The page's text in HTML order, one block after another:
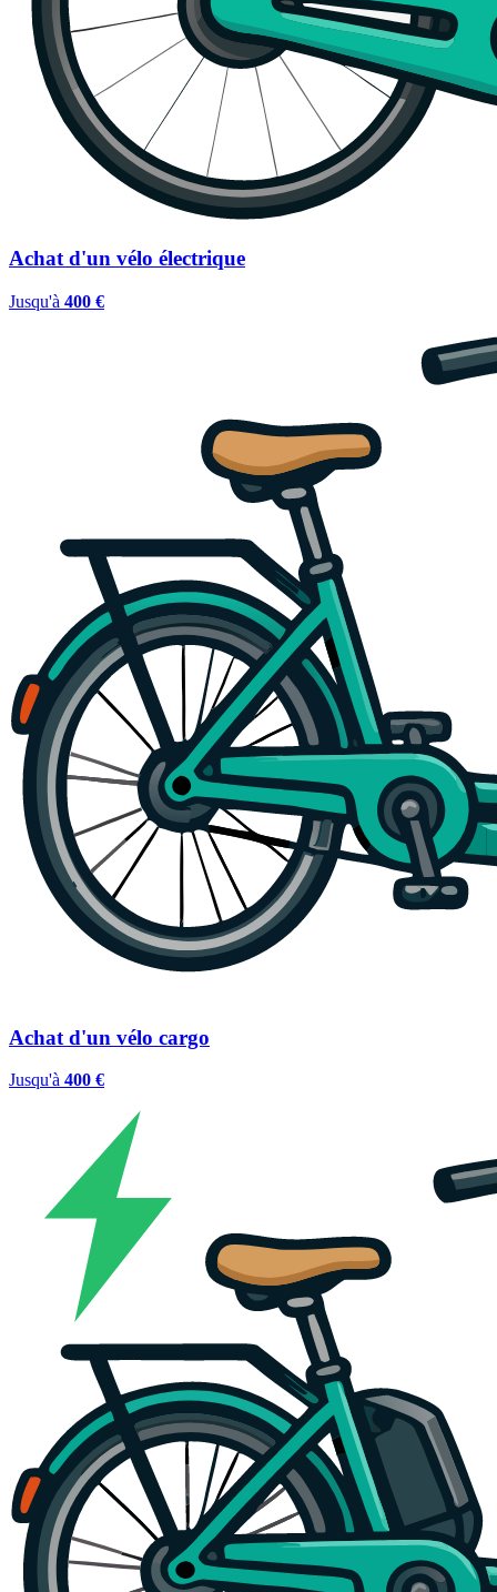
Achat d'un vélo électrique
Jusqu'à 400 €
Achat d'un vélo cargo
Jusqu'à 400 €